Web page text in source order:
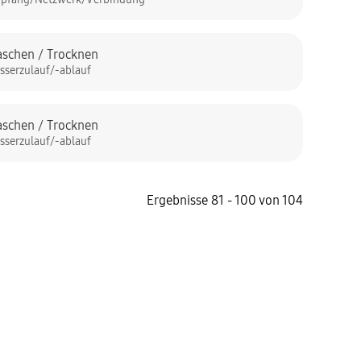
/ Trocknen
ablauf
/ Trocknen
ablauf
Ergebnisse 81 - 100 von 104